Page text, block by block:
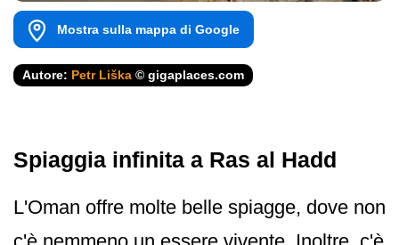
Mostra sulla mappa di Google
Autore: Petr Liška © gigaplaces.com
Spiaggia infinita a Ras al Hadd
L'Oman offre molte belle spiagge, dove non